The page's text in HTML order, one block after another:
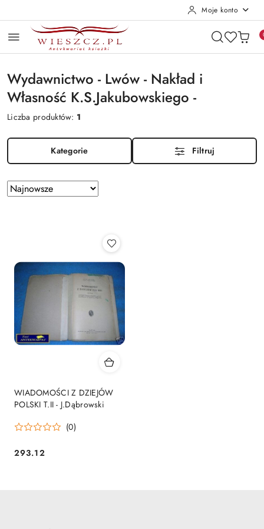
Moje konto
Wydawnictwo - Lwów - Nakład i
Własność K.S.Jakubowskiego -
Liczba produktów: 1
Kategorie Filtruj
Zastosowano
sortowanie:
Sortuj
według
WIADOMOŚCI Z DZIEJÓW
POLSKI T.II - J.Dąbrowski
(0)
Cena:
293.12